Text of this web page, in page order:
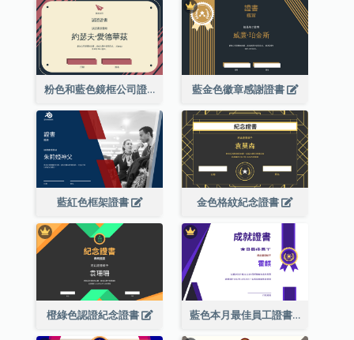
粉色和藍色鏡框公司證書 藍金色徽章感謝證書
藍紅色框架證書 金色格紋紀念證書
橙綠色認證紀念證書 藍色本月最佳員工證書(附標誌)